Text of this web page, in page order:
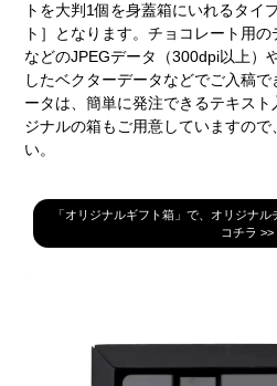
トを大判1個を身蓋箱にいれるタイ
ト］となります。チョコレート用
などのJPEGデータ（300dpi以上）
したベクターデータなどでご入稿
ータは、簡単に発注できるテキス
ジナルの箱もご用意していますので
い。
「オリジナルギフト箱」で、オリジナ
コチラ >>